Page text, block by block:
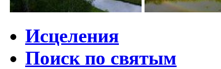
Исцеления
Поиск по святым